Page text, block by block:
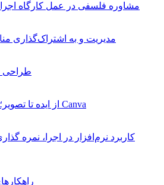
مشاوره فلسفی در عمل کارگاه
مدیریت و به اشتراک‌گذاری
طراحی
از ایده تا تصویر؛ مهارت طراحی حرفه‌ای با Canva
کاربرد نرم‌افزار در اجرا، نمره